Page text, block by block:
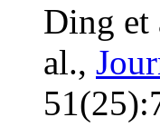
Ding et
al.,